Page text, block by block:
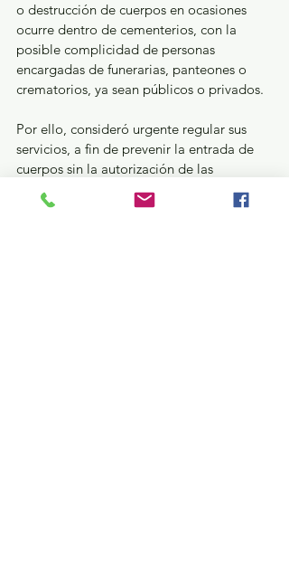
o destrucción de cuerpos en ocasiones
ocurre dentro de cementerios, con la
posible complicidad de personas
encargadas de funerarias, panteones o
crematorios, ya sean públicos o privados.
Por ello, consideró urgente regular sus
servicios, a fin de prevenir la entrada de
cuerpos sin la autorización de las
autoridades competentes y evitar que se
incineren, sepulten, inhumen, desintegren